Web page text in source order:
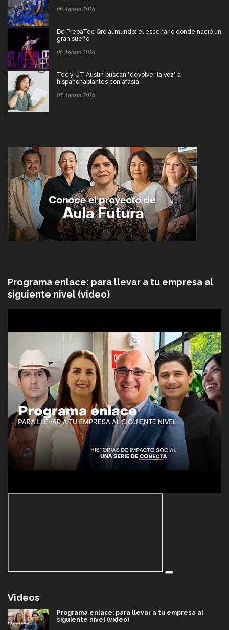
06 Agosto 2026
De PrepaTec Qro al mundo: el escenario donde nació un
gran sueño
06 Agosto 2026
Tec y UT Austin buscan "devolver la voz" a
hispanohablantes con afasia
05 Agosto 2026
Programa enlace: para llevar a tu empresa al
siguiente nivel (video)
Videos
Programa enlace: para llevar a tu empresa al
siguiente nivel (video)